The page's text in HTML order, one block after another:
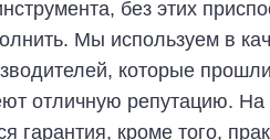
без этих
Мы используем в
которые
отличную репутацию. На
гарантия, кроме того,